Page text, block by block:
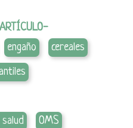
engaño cereales
OMS